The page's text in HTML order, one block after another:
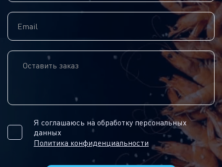
Я соглашаюсь на обработку персональных
данных
Политика конфиденциальности